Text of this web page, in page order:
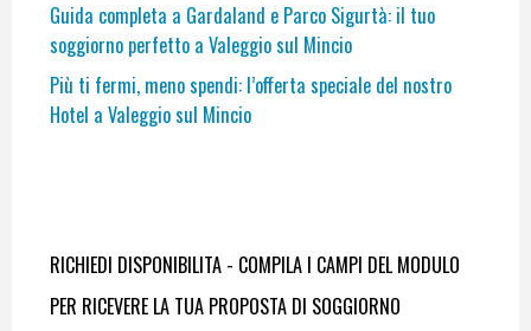
Guida completa a Gardaland e Parco Sigurtà: il tuo
soggiorno perfetto a Valeggio sul Mincio
Più ti fermi, meno spendi: l’offerta speciale del nostro
Hotel a Valeggio sul Mincio
RICHIEDI DISPONIBILITA - COMPILA I CAMPI DEL MODULO
PER RICEVERE LA TUA PROPOSTA DI SOGGIORNO